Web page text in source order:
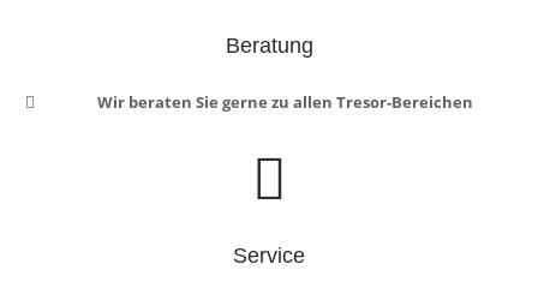
Beratung
Wir beraten Sie gerne zu allen Tresor-Bereichen
Service